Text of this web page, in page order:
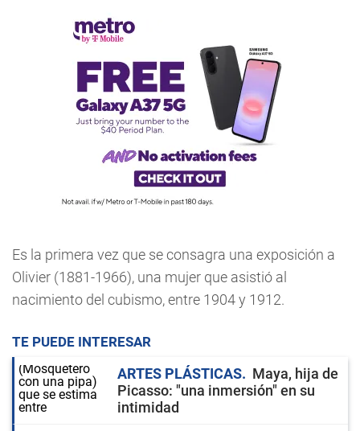
Es la primera vez que se consagra una exposición a
Olivier (1881-1966), una mujer que asistió al
nacimiento del cubismo, entre 1904 y 1912.
TE PUEDE INTERESAR
ARTES PLÁSTICAS
Maya, hija de
Picasso: "una inmersión" en su
intimidad